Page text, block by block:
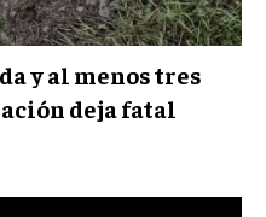
y al menos tres
deja fatal